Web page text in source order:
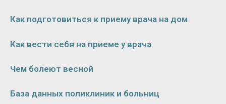
Как подготовиться к приему врача на дом
Как вести себя на приеме у врача
Чем болеют весной
База данных поликлиник и больниц